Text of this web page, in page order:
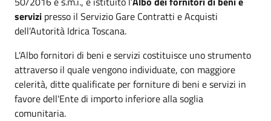
servizi presso il Servizio Gare Contratti e Acquisti
dell’Autorità Idrica Toscana.
L'Albo fornitori di beni e servizi costituisce uno strumento
attraverso il quale vengono individuate, con maggiore
celerità, ditte qualificate per forniture di beni e servizi in
favore dell'Ente di importo inferiore alla soglia
comunitaria.